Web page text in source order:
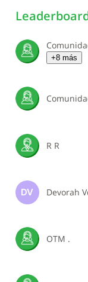
+8 más
R R
DV Devorah
OTM .